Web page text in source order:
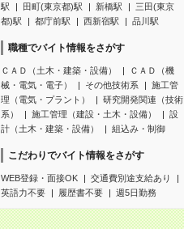
駅
田町(東京都)駅 新橋駅
三田(東京
都)駅
都庁前駅 西新宿駅 品川駅
職種でバイト情報をさがす
ＣＡＤ（土木・建築・設備）
ＣＡＤ（機
械・電気・電子）
その他技術系
施工管
理（電気・プラント）
研究開発関連（技術
系）
施工管理（建設・土木・設備）
設
計（土木・建築・設備）
組込み・制御
こだわりでバイト情報をさがす
WEB登録・面接OK
交通費別途支給あり
英語力不要
履歴書不要 週5日勤務